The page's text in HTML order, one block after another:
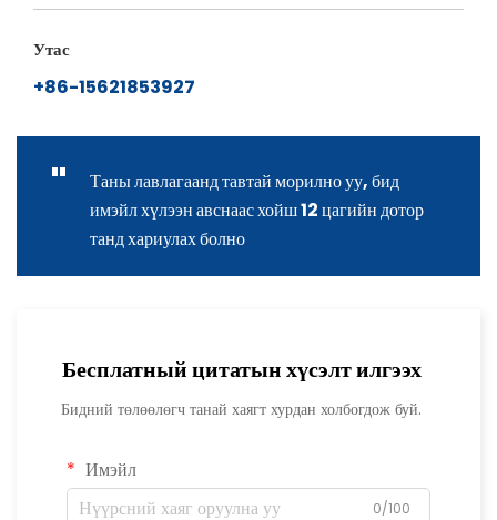
Утас
+86-15621853927
"
Таны лавлагаанд тавтай морилно уу, бид
имэйл хүлээн авснаас хойш 12 цагийн дотор
танд хариулах болно
Бесплатный цитатын хүсэлт илгээх
Бидний төлөөлөгч танай хаягт хурдан холбогдож буй.
Имэйл
0/100